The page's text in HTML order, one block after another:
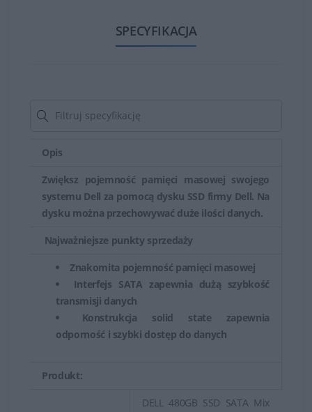
niż dyski SATA.
Dyski SATA (Serial ATA)- tańsze niż dyski SAS, ale
dyski SSD, które łączą w sobie najwyższą wydajność
dyski SSD.
Wybór odpowiedniego typu dysku serwerowego zależy
pojemności i planowanego budżetu.
SPECYFIKACJA
Opis
Zwiększ pojemność pamięci masowej swojego
systemu Dell za pomocą dysku SSD firmy Dell. Na
dysku można przechowywać duże ilości danych.
Najważniejsze punkty sprzedaży
Znakomita pojemność pamięci masowej
Interfejs SATA zapewnia dużą szybkość
transmisji danych
Konstrukcja solid state zapewnia
odporność i szybki dostęp do danych
Produkt:
DELL 480GB SSD SATA Mix